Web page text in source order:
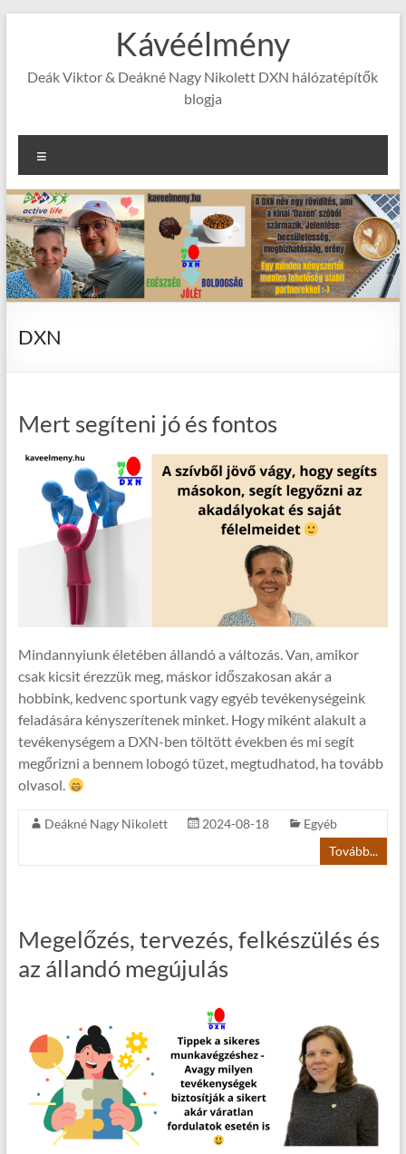
Kávéélmény
Deák Viktor & Deákné Nagy Nikolett DXN hálózatépítők
blogja
DXN
Mert segíteni jó és fontos
Mindannyiunk életében állandó a változás. Van, amikor
csak kicsit érezzük meg, máskor időszakosan akár a
hobbink, kedvenc sportunk vagy egyéb tevékenységeink
feladására kényszerítenek minket. Hogy miként alakult a
tevékenységem a DXN-ben töltött években és mi segít
megőrizni a bennem lobogó tüzet, megtudhatod, ha tovább
olvasol.
Deákné Nagy Nikolett 2024-08-18
Egyéb
Tovább...
Megelőzés, tervezés, felkészülés és
az állandó megújulás